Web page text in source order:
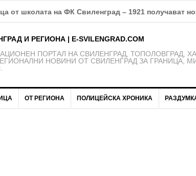
обсъждане на проекта на бюджет на Община
И РЕГИОНА | E-SVILENGRAD.COM
ПОРТАЛ НА СВИЛЕНГРАД, ТОПОЛОВГРАД,
НОВИНИ ОТ СВИЛЕНГРАД ЗА ГРАНИЦА,
ОТ РЕГИОНА ПОЛИЦЕЙСКА ХРОНИКА